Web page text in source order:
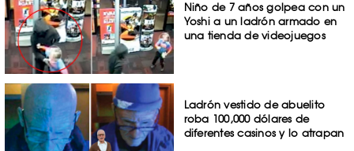
Niño de 7 años golpea con un
Yoshi a un ladrón armado en
una tienda de videojuegos
Ladrón vestido de abuelito
roba 100,000 dólares de
diferentes casinos y lo atrapan